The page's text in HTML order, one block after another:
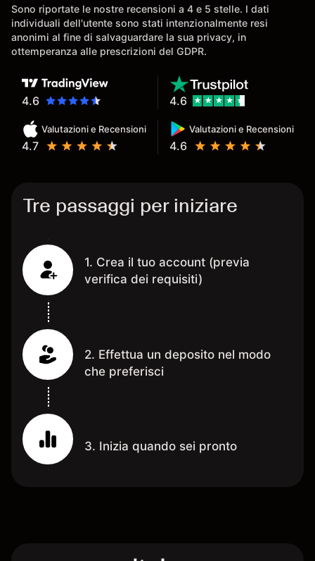
Sono riportate le nostre recensioni a 4 e 5 stelle. I dati
individuali dell'utente sono stati intenzionalmente resi
anonimi al fine di salvaguardare la sua privacy, in
ottemperanza alle prescrizioni del GDPR.
4.6
Valutazioni e Recensioni
4.7
Valutazioni e Recensioni
4.6
4.6
Tre passaggi per iniziare
1. Crea il tuo account (previa
verifica dei requisiti)
2. Effettua un deposito nel modo
che preferisci
3. Inizia quando sei pronto